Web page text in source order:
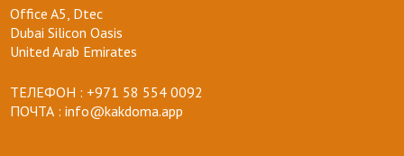
Office A5, Dtec
Dubai Silicon Oasis
United Arab Emirates
ТЕЛЕФОН : +971 58 554 0092
ПОЧТА : info@kakdoma.app